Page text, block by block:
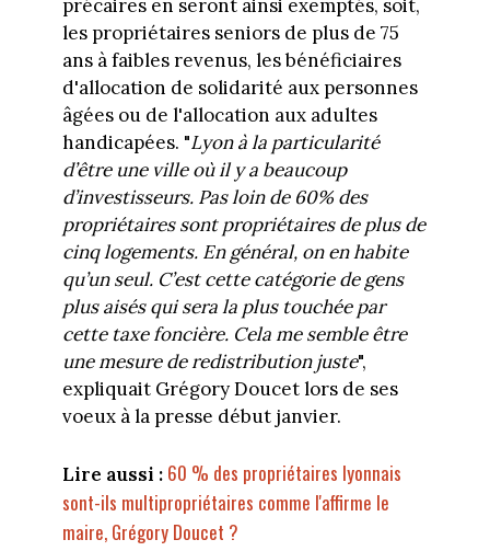
précaires en seront ainsi exemptés, soit,
les propriétaires seniors de plus de 75
ans à faibles revenus, les bénéficiaires
d'allocation de solidarité aux personnes
âgées ou de l'allocation aux adultes
handicapées. "Lyon à la particularité
d’être une ville où il y a beaucoup
d’investisseurs. Pas loin de 60% des
propriétaires sont propriétaires de plus de
cinq logements. En général, on en habite
qu’un seul. C’est cette catégorie de gens
plus aisés qui sera la plus touchée par
cette taxe foncière. Cela me semble être
une mesure de redistribution juste",
expliquait Grégory Doucet lors de ses
voeux à la presse début janvier.
Lire aussi : 60 % des propriétaires lyonnais
sont-ils multipropriétaires comme l'affirme le
maire, Grégory Doucet ?